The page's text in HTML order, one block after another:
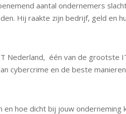
aantal ondernemers
Hij raakte zijn bedrijf, geld en
Nederland, één van de
cybercrime en de beste
en hoe dicht bij jouw